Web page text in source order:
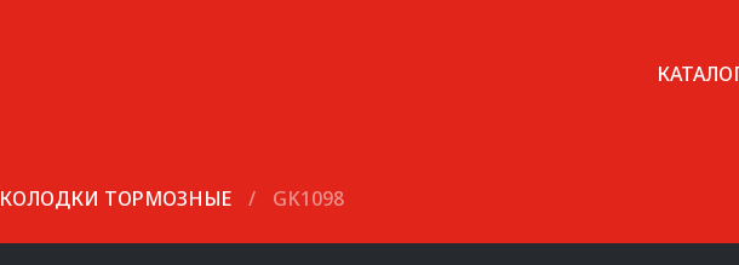
КОЛОДКИ ТОРМОЗНЫЕ / GK1098